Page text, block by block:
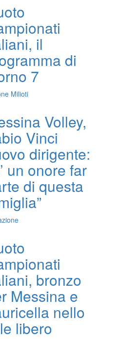
il
di
7
Milioti
Volley,
Vinci
dirigente:
un onore far
di questa
bronzo
Messina e
nello
libero